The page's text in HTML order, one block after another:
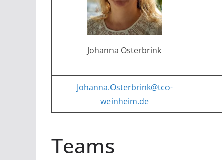
Johanna Osterbrink
Johanna.Osterbrink@tco-
weinheim.de
Teams